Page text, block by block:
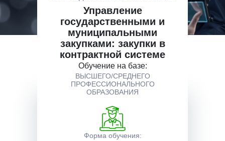
Управление
государственными и
муниципальными
закупками: закупки в
контрактной системе
Обучение на базе:
ВЫСШЕГО/СРЕДНЕГО
ПРОФЕССИОНАЛЬНОГО
ОБРАЗОВАНИЯ
Форма обучения:
Описание курса